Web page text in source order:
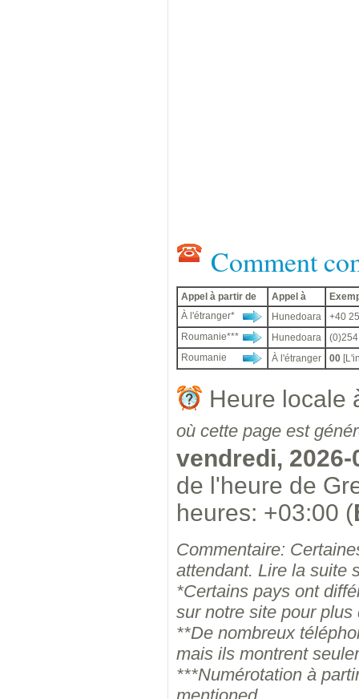
Comment
Appel à partir de Appel à
À l'étranger*
Hunedoara
+40
Roumanie***
Hunedoara
Roumanie
À l'étranger 00
Heure locale
où cette page est
vendredi,
de l'heure de
heures: +03:00 (
Commentaire:
attendant. Lire la suite
*Certains pays ont
sur notre site pour plus
**De nombreux
mais ils montrent
***Numérotation à